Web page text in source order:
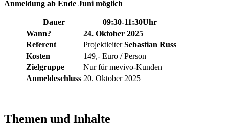
Anmeldung ab Ende Juni möglich
Dauer
09:30-11:30Uhr
Wann?
24. Oktober 2025
Referent
ProjektleiterSebastian Russ
Kosten
149,- Euro / Person
Zielgruppe
Nur für mevivo-Kunden
Anmeldeschluss 20. Oktober 2025
Themen und Inhalte